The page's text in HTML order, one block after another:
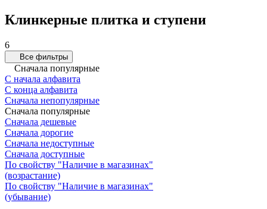
Клинкерные плитка и ступени
6
Все фильтры
Сначала популярные
С начала алфавита
С конца алфавита
Сначала непопулярные
Сначала популярные
Сначала дешевые
Сначала дорогие
Сначала недоступные
Сначала доступные
По свойству "Наличие в магазинах"
(возрастание)
По свойству "Наличие в магазинах"
(убывание)